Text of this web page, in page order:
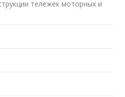
тележек моторных и